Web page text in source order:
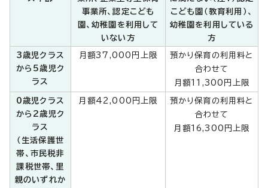
事業所、認定こども
園、幼稚園を利用して
いない方
こども園（教育利用）、
幼稚園を利用している
方
3歳児クラス
から5歳児ク
ラス
月額37,000円上限
預かり保育の利用料と
合わせて
月額11,300円上限
0歳児クラス
から2歳児ク
ラス
（生活保護世
帯、市民税非
課税世帯、里
親のいずれか
月額42,000円上限
預かり保育の利用料と
合わせて
月額16,300円上限